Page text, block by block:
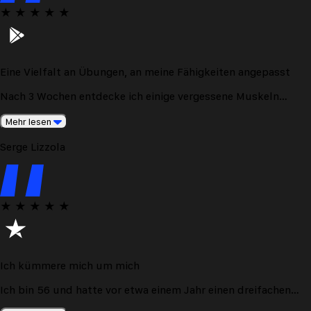
★ ★ ★ ★ ★
Eine Vielfalt an Übungen, an meine Fähigkeiten angepasst
Nach 3 Wochen entdecke ich einige vergessene Muskeln
Mehr lesen
Serge Lizzola
★ ★ ★ ★ ★
Ich kümmere mich um mich
Ich bin 56 und hatte vor etwa einem Jahr einen dreifachen